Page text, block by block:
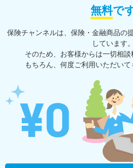
無料で
保険チャンネルは、保険・⾦融商品の
しています。
そのため、お客様からは一切相談
もちろん、何度ご利⽤いただいて